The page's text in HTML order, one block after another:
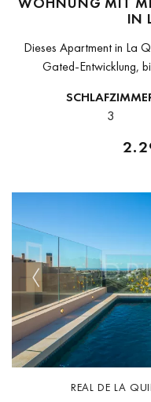
IN
Dieses Apartment in La
Gated-Entwicklung,
aber in der
3
Previous
REAL DE LA